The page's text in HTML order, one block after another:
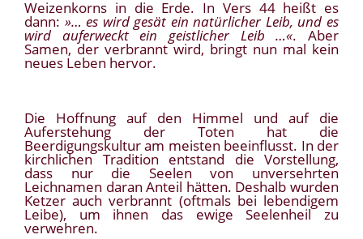
Weizenkorns in die Erde. In Vers 44 heißt es
dann: »… es wird gesät ein natürlicher Leib, und es
wird auferweckt ein geistlicher Leib …«. Aber
Samen, der verbrannt wird, bringt nun mal kein
neues Leben hervor.
Die Hoffnung auf den Himmel und auf die
Auferstehung der Toten hat die
Beerdigungskultur am meisten beeinflusst. In der
kirchlichen Tradition entstand die Vorstellung,
dass nur die Seelen von unversehrten
Leichnamen daran Anteil hätten. Deshalb wurden
Ketzer auch verbrannt (oftmals bei lebendigem
Leibe), um ihnen das ewige Seelenheil zu
verwehren.